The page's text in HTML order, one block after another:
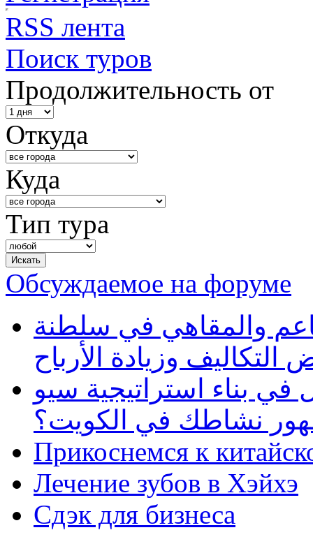
RSS лента
Поиск туров
Продолжительность от
Откуда
Куда
Тип тура
Обсуждаемое на форуме
والمقاهي في سلطنة
وزيادة الأرباح
بناء استراتيجية سيو
نشاطك في الكويت؟
Прикоснемся к
Лечение зубов в Хэйхэ
Сдэк для бизнеса